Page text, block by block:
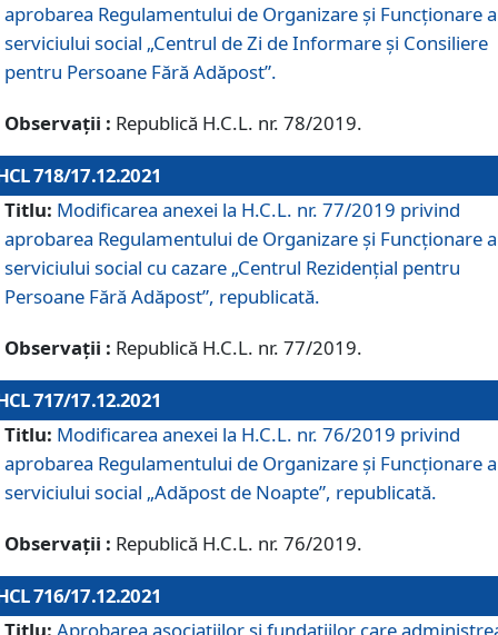
aprobarea Regulamentului de Organizare și Funcționare
serviciului social „Centrul de Zi de Informare şi Consiliere
pentru Persoane Fără Adăpost”.
Observații : Republică H.C.L. nr. 78/2019.
718/17.12.2021
Titlu: Modificarea anexei la H.C.L. nr. 77/2019 privind
aprobarea Regulamentului de Organizare și Funcționare
serviciului social cu cazare „Centrul Rezidențial pentru
Persoane Fără Adăpost”, republicată.
Observații : Republică H.C.L. nr. 77/2019.
717/17.12.2021
Titlu: Modificarea anexei la H.C.L. nr. 76/2019 privind
aprobarea Regulamentului de Organizare şi Funcționare
serviciului social „Adăpost de Noapte”, republicată.
Observații : Republică H.C.L. nr. 76/2019.
716/17.12.2021